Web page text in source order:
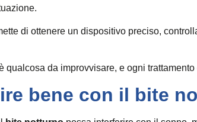
di ottenere un dispositivo preciso,
qualcosa da improvvisare, e ogni
bene con il bite